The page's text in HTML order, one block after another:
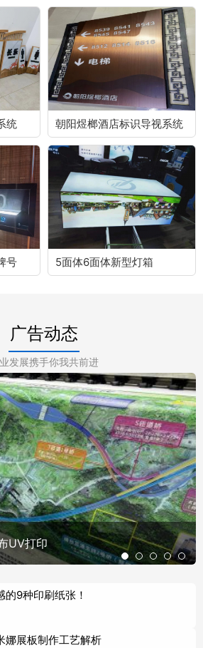
统 朝阳煜榔酒店标识导视系统
号 5面体6面体新型灯箱
广告动态
发展携手你我共前进
UV打印
9种印刷纸张！
娜展板制作工艺解析